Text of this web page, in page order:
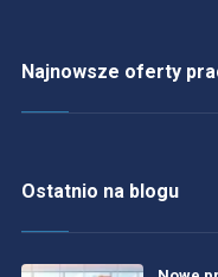
Najnowsze oferty
Ostatnio na blogu